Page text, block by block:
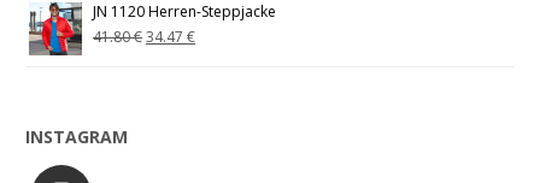
JN 1120 Herren-Steppjacke
41.80€34.47€
INSTAGRAM